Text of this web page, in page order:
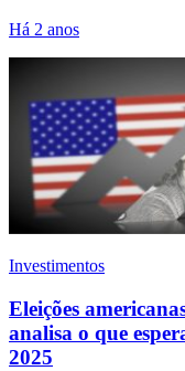
Há 2 anos
Investimentos
Eleições
analisa o que
2025